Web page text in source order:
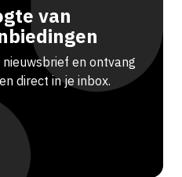
van
en ontvang
direct in je inbox.